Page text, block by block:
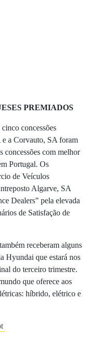
PREMIADOS
concessões
e a Corvauto, SA foram
concessões com melhor
Portugal. Os
de Veículos
Algarve, SA
Dealers” pela elevada
de Satisfação de
receberam alguns
Hyundai que estará nos
do terceiro trimestre.
que oferece aos
híbrido, elétrico e